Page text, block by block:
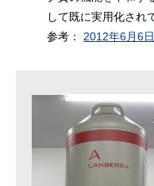
して既に実用化され
参考： 2012年6月6